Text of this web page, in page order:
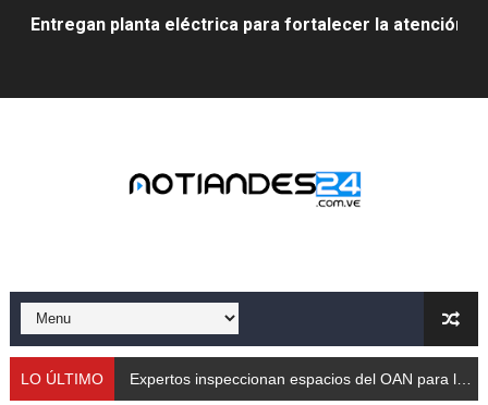
Entregan planta eléctrica para fortalecer la atención
Campo Elías avanza con plan de asfaltado
Venezuela instala su primer detector de
Consolidan planificación técnica en el Complejo
LO ÚLTIMO Expertos inspeccionan espacios del OAN para la instalación del detector Cherenkov de agua